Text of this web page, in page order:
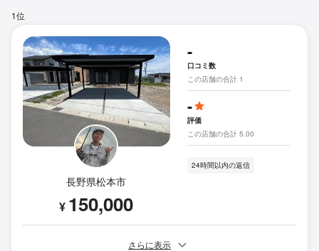
1位
長野県松本市
¥ 150,000
-
口コミ数
この店舗の合計 1
-
評価
この店舗の合計 5.00
24時間以内の返信
さらに表示